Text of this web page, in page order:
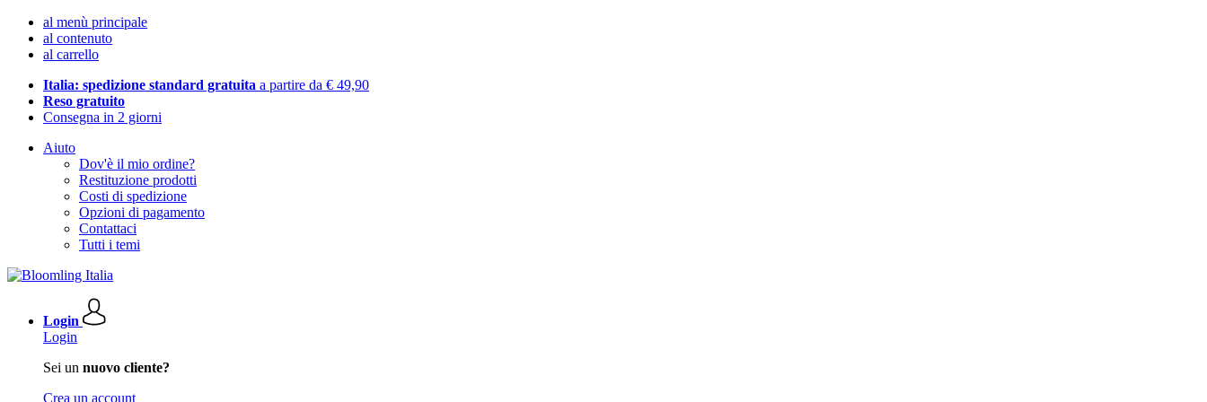
al menù principale
al contenuto
al carrello
Italia: spedizione standard gratuita a partire da € 49,90
Reso gratuito
Consegna in 2 giorni
Aiuto
Dov'è il mio ordine?
Restituzione prodotti
Costi di spedizione
Opzioni di pagamento
Contattaci
Tutti i temi
Login
Login
Sei un nuovo cliente?
Crea un account